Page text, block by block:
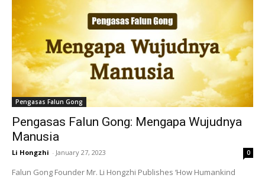
Pengasas Falun Gong
Pengasas Falun Gong: Mengapa Wujudnya
Manusia
Li Hongzhi - January 27, 2023 0
Falun Gong Founder Mr. Li Hongzhi Publishes ‘How Humankind